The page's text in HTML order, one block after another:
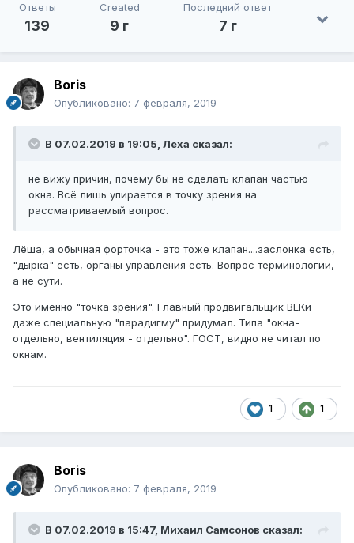
Ответы
139
Created
9 г
Последний ответ
7 г
Boris
Опубликовано: 7 февраля, 2019
В 07.02.2019 в 19:05, Леха сказал:
не вижу причин, почему бы не сделать клапан частью
окна. Всё лишь упирается в точку зрения на
рассматриваемый вопрос.
Лёша, а обычная форточка - это тоже клапан....заслонка есть,
"дырка" есть, органы управления есть. Вопрос терминологии,
а не сути.
Это именно "точка зрения". Главный продвигальщик ВЕКи
даже специальную "парадигму" придумал. Типа "окна-
отдельно, вентиляция - отдельно". ГОСТ, видно не читал по
окнам.
1 1
Boris
Опубликовано: 7 февраля, 2019
В 07.02.2019 в 15:47, Михаил Самсонов сказал: